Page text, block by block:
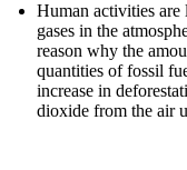
Human activities are
gases in the
reason why the
quantities of fossil
increase in
dioxide from the air